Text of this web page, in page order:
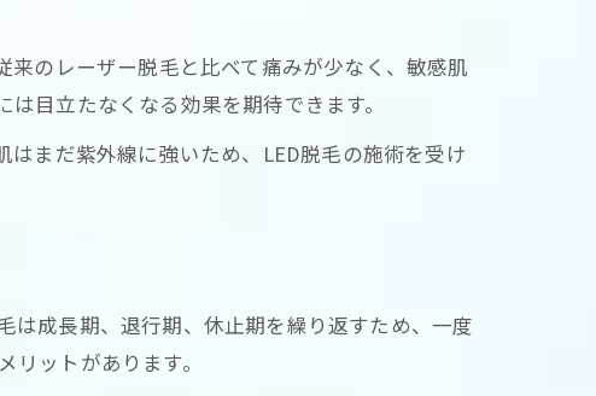
のレーザー脱毛と比べて痛みが少なく、敏感肌
目立たなくなる効果を期待できます。
まだ紫外線に強いため、LED脱毛の施術を受け
は成長期、退行期、休止期を繰り返すため、一度
ットがあります。